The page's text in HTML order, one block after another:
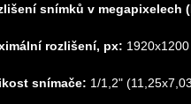
snímků v megapixelech
rozlišení, px: 1920х1200
snímače: 1/1,2"